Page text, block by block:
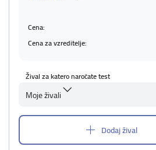
Cena:
Cena za vzreditelje:
Žival za katero naročate test
Moje živali
Dodaj žival